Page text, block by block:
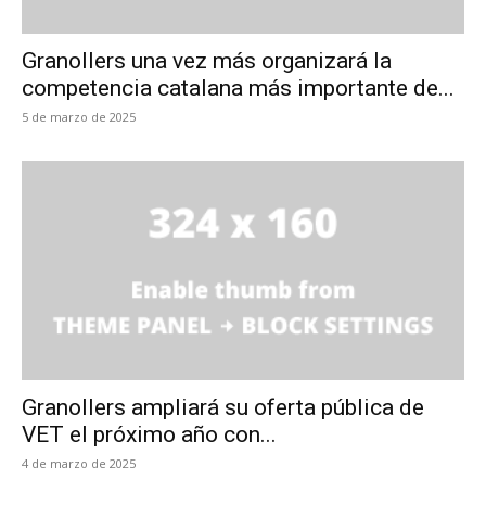
Granollers una vez más organizará la
competencia catalana más importante de...
5 de marzo de 2025
Granollers ampliará su oferta pública de
VET el próximo año con...
4 de marzo de 2025